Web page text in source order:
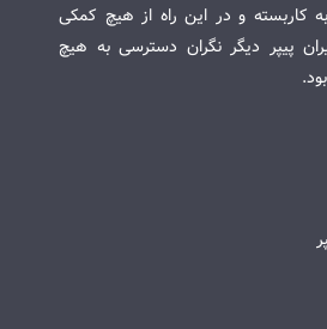
کاربسته و در این راه از هیچ کمکی
پیپر دیگر نگران دسترسی به هیچ